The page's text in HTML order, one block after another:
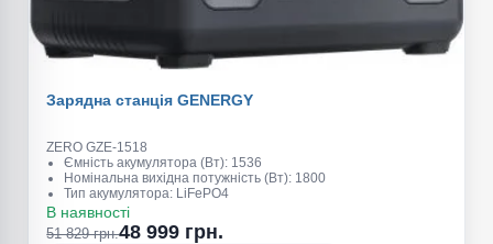
Зарядна станція GENERGY
ZERO GZE-1518
Ємність акумулятора (Вт): 1536
Номінальна вихідна потужність (Вт): 1800
Тип акумулятора: LiFePO4
Пікова потужність (Вт): 2200
Вага (кг): 17
В наявності
51 829 грн.48 999 грн.